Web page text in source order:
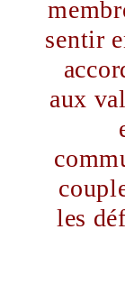
sentir
aux
les